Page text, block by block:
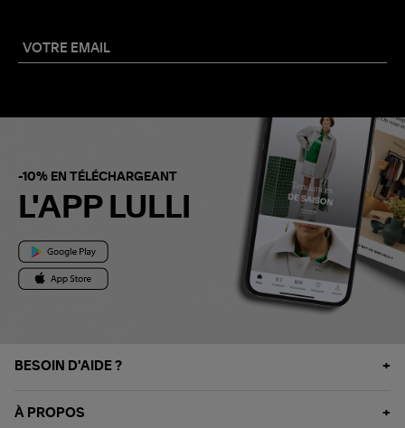
-10% EN TÉLÉCHARGEANT
L'APP LULLI
BESOIN D'AIDE ?
À PROPOS